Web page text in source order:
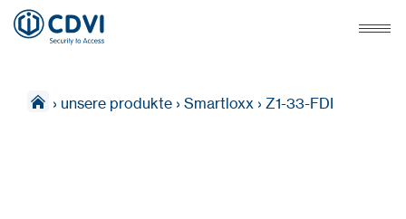
› unsere produkte › Smartloxx › Z1-33-FDI